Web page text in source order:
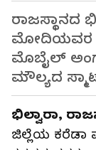
ರಾಜಸ್ಥಾನದ
ಮೋದಿಯವರ
ಮೊಬೈಲ್
ಮೌಲ್ಯದ
ಭಿಲ್ವಾರಾ,
ಜಿಲ್ಲೆಯ ಕರೆಡಾ